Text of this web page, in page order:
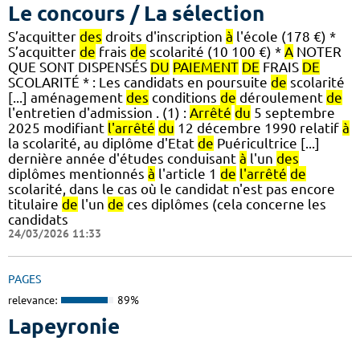
Le concours / La sélection
S’acquitter des droits d'inscription à l'école (178 €) *
S’acquitter de frais de scolarité (10 100 €) * A NOTER
QUE SONT DISPENSÉS DU PAIEMENT DE FRAIS DE
SCOLARITÉ * : Les candidats en poursuite de scolarité
[...] aménagement des conditions de déroulement de
l'entretien d'admission . (1) : Arrêté du 5 septembre
2025 modifiant l'arrêté du 12 décembre 1990 relatif à
la scolarité, au diplôme d'Etat de Puéricultrice [...]
dernière année d'études conduisant à l'un des
diplômes mentionnés à l'article 1 de l'arrêté de
scolarité, dans le cas où le candidat n'est pas encore
titulaire de l'un de ces diplômes (cela concerne les
candidats
24/03/2026 11:33
PAGES
relevance: 89%
Lapeyronie